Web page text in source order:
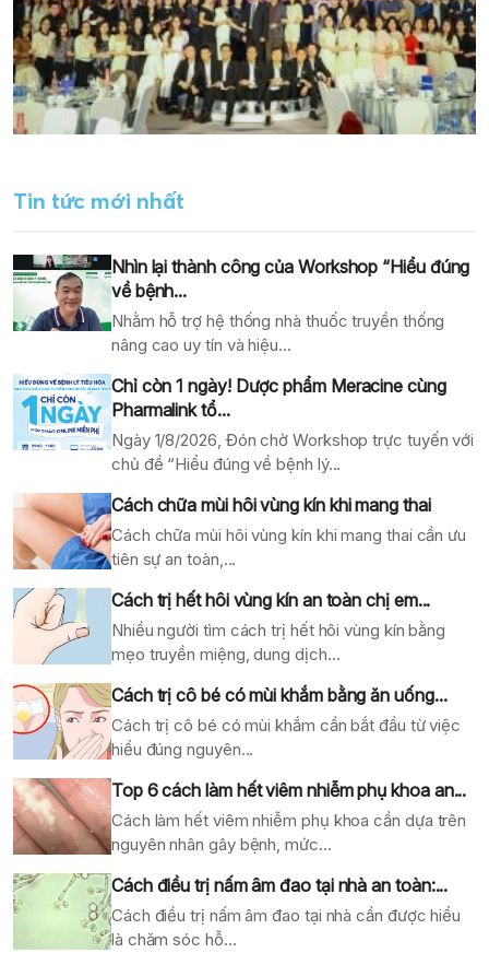
Tin tức mới nhất
Nhìn lại thành công của Workshop “Hiểu đúng
về bệnh...
Nhằm hỗ trợ hệ thống nhà thuốc truyền thống
nâng cao uy tín và hiệu...
Chỉ còn 1 ngày! Dược phẩm Meracine cùng
Pharmalink tổ...
Ngày 1/8/2026, Đón chờ Workshop trực tuyến với
chủ đề “Hiểu đúng về bệnh lý...
Cách chữa mùi hôi vùng kín khi mang thai
Cách chữa mùi hôi vùng kín khi mang thai cần ưu
tiên sự an toàn,...
Cách trị hết hôi vùng kín an toàn chị em...
Nhiều người tìm cách trị hết hôi vùng kín bằng
mẹo truyền miệng, dung dịch...
Cách trị cô bé có mùi khắm bằng ăn uống...
Cách trị cô bé có mùi khắm cần bắt đầu từ việc
hiểu đúng nguyên...
Top 6 cách làm hết viêm nhiễm phụ khoa an...
Cách làm hết viêm nhiễm phụ khoa cần dựa trên
nguyên nhân gây bệnh, mức...
Cách điều trị nấm âm đao tại nhà an toàn:...
Cách điều trị nấm âm đao tại nhà cần được hiểu
là chăm sóc hỗ...